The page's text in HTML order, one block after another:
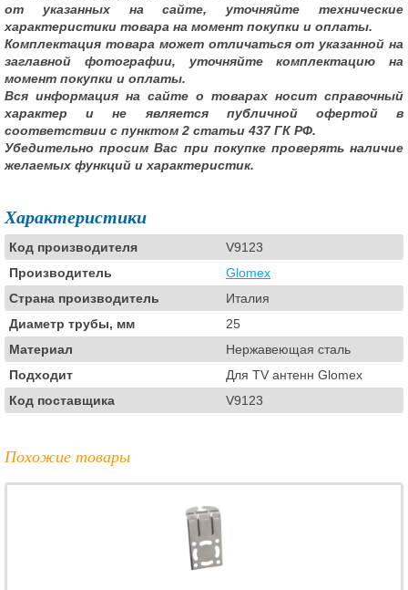
от указанных на сайте, уточняйте технические
характеристики товара на момент покупки и оплаты.
Комплектация товара может отличаться от указанной на
заглавной фотографии, уточняйте комплектацию на
момент покупки и оплаты.
Вся информация на сайте о товарах носит справочный
характер и не является публичной офертой в
соответствии с пунктом 2 статьи 437 ГК РФ.
Убедительно просим Вас при покупке проверять наличие
желаемых функций и характеристик.
Характеристики
Код производителя
V9123
Производитель
Glomex
Страна производитель
Италия
Диаметр трубы, мм
25
Материал
Нержавеющая сталь
Подходит
Для TV антенн Glomex
Код поставщика
V9123
Похожие товары